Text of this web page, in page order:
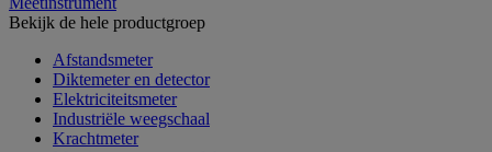
Bekijk de hele productgroep
Afstandsmeter
Diktemeter en detector
Elektriciteitsmeter
Industriële weegschaal
Krachtmeter